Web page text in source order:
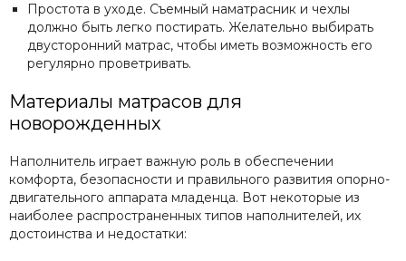
Простота в уходе. Съемный наматрасник и чехлы
должно быть легко постирать. Желательно выбирать
двусторонний матрас, чтобы иметь возможность его
регулярно проветривать.
Материалы матрасов для
новорожденных
Наполнитель играет важную роль в обеспечении
комфорта, безопасности и правильного развития опорно-
двигательного аппарата младенца. Вот некоторые из
наиболее распространенных типов наполнителей, их
достоинства и недостатки: